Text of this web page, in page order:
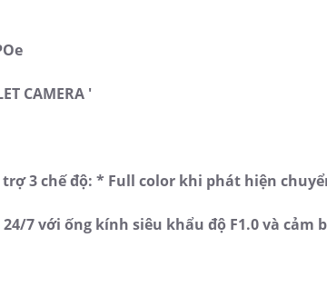
CAMERA '
trợ 3 chế độ: * Full color khi phát hiện
7 với ống kính siêu khẩu độ F1.0 và cảm